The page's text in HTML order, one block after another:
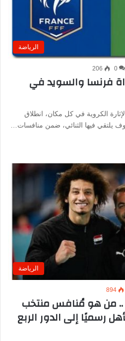
الرياضة
0
206
فرنسا والسويد في
الكروية في كل مكان، انطلاق
يلتقي فيها الثنائي، ضمن منافسات…
الرياضة
894
أولمبياد باريس 2024 .. من هو مُنافس منتخب
رسميًا إلى الدور الربع